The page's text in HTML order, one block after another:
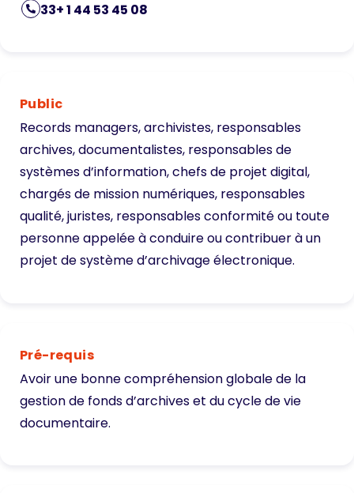
33+ 1 44 53 45 08
Public
Records managers, archivistes, responsables
archives, documentalistes, responsables de
systèmes d’information, chefs de projet digital,
chargés de mission numériques, responsables
qualité, juristes, responsables conformité ou toute
personne appelée à conduire ou contribuer à un
projet de système d’archivage électronique.
Pré-requis
Avoir une bonne compréhension globale de la
gestion de fonds d’archives et du cycle de vie
documentaire.